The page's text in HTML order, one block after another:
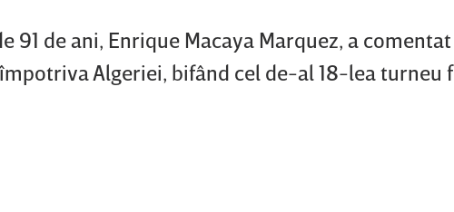
91 de ani, Enrique Macaya Marquez, a
Algeriei, bifând cel de-al 18-lea turneu